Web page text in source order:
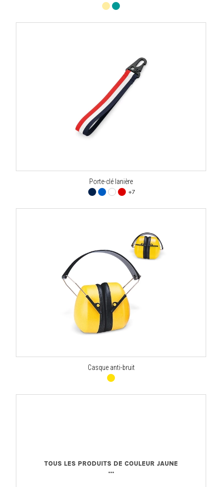
Porte-clé lanière
+7
Casque anti-bruit
TOUS LES PRODUITS DE COULEUR JAUNE
...